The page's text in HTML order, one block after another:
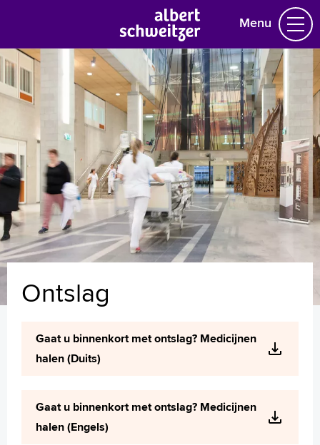
Menu
Homepage
Praktische informatie
Specialismen
Werken en leren
Medewerkers
Contact
MijnASz
Zoeken
Ontslag
Gaat u binnenkort met ontslag? Medicijnen
halen (Duits)
Gaat u binnenkort met ontslag? Medicijnen
halen (Engels)